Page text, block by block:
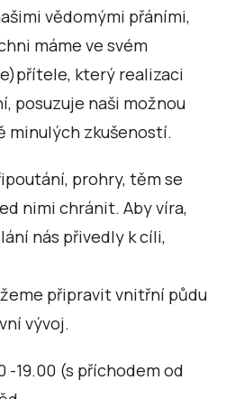
vědomými přáními,
máme ve svém
který realizaci
posuzuje naši možnou
minulých zkušeností.
prohry, těm se
nimi chránit. Aby víra,
nás přivedly k cíli,
připravit vnitřní půdu
vývoj.
-19.00 (s příchodem od